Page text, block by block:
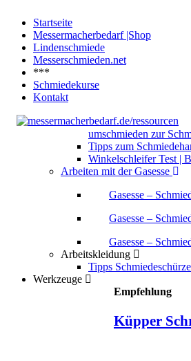
Startseite
Messermacherbedarf |Shop
Lindenschmiede
Messerschmieden.net
***
Schmiedekurse
Kontakt
umschmieden zur
Tipps zum
Winkelschleifer Test |
Arbeiten mit der Gasesse
Gasesse –
Gasesse –
Gasesse –
Arbeitskleidung
Tipps Schmiedeschürze
Werkzeuge
Empfehlung
Küpper